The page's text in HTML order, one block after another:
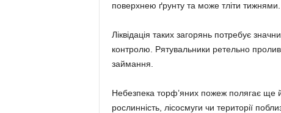
поверхнею ґрунту та може тліти тижнями.
Ліквідація таких загорянь потребує
контролю. Рятувальники ретельно
займання.
Небезпека торф’яних пожеж полягає ще
рослинність, лісосмуги чи території